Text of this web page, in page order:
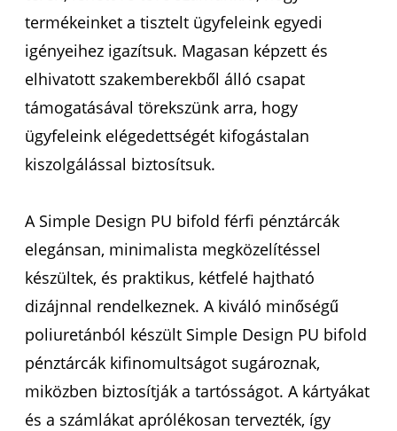
termékeinket a tisztelt ügyfeleink egyedi
igényeihez igazítsuk. Magasan képzett és
elhivatott szakemberekből álló csapat
támogatásával törekszünk arra, hogy
ügyfeleink elégedettségét kifogástalan
kiszolgálással biztosítsuk.
A Simple Design PU bifold férfi pénztárcák
elegánsan, minimalista megközelítéssel
készültek, és praktikus, kétfelé hajtható
dizájnnal rendelkeznek. A kiváló minőségű
poliuretánból készült Simple Design PU bifold
pénztárcák kifinomultságot sugároznak,
miközben biztosítják a tartósságot. A kártyákat
és a számlákat aprólékosan tervezték, így